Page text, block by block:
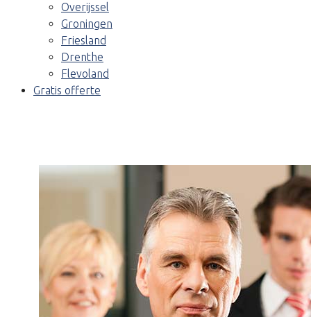
Overijssel
Groningen
Friesland
Drenthe
Flevoland
Gratis offerte